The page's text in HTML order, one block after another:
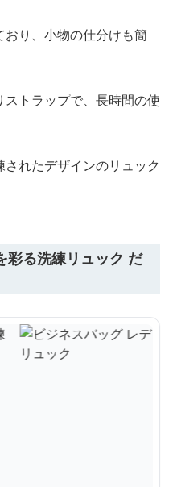
り、小物の仕分けも簡
トラップで、長時間の使
れたデザインのリュック
彩る洗練リュック だ